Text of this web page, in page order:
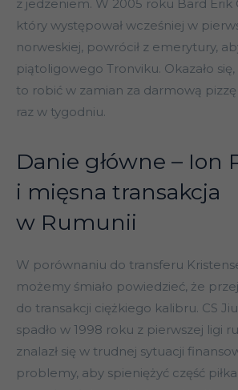
z jedzeniem. W 2005 roku Bard Erik
który występował wcześniej w
norweskiej, powrócił z emerytury,
piątoligowego Tronviku. Okazało się,
to robić w zamian za darmową
raz w tygodniu.
Danie główne – Ion
i mięsna transakcja
w Rumunii
W porównaniu do transferu
możemy śmiało powiedzieć, że
do transakcji ciężkiego kalibru. CS
spadło w 1998 roku z pierwszej ligi
znalazł się w trudnej sytuacji
problemy, aby spieniężyć część